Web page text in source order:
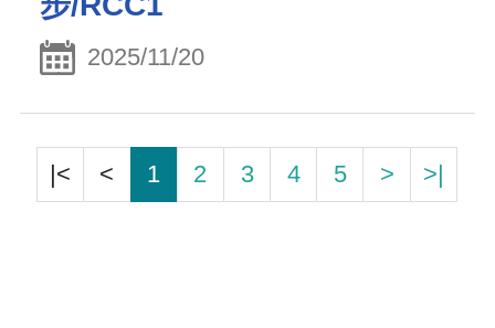
2025/11/20
|< < 1 2 3 4 5 > >|